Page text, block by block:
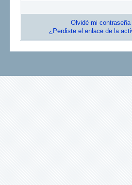
Olvidé mi contraseña
¿Perdiste el enlace de la